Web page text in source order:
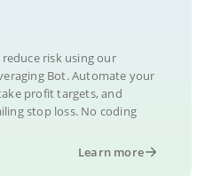
risk using our
Bot. Automate your
profit targets, and
stop loss. No coding
Learn more